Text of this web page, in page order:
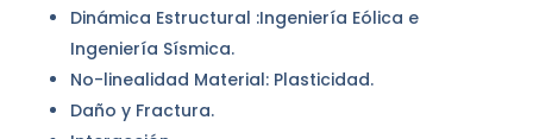
Dinámica Estructural :Ingeniería Eólica e
Ingeniería Sísmica.
No-linealidad Material: Plasticidad.
Daño y Fractura.